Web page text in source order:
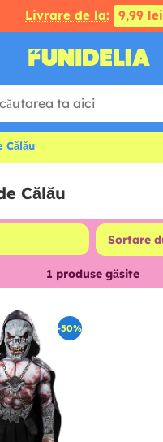
Livrare de la: 9,99 lei
Călău
Călău
1 produse găsite
-50%